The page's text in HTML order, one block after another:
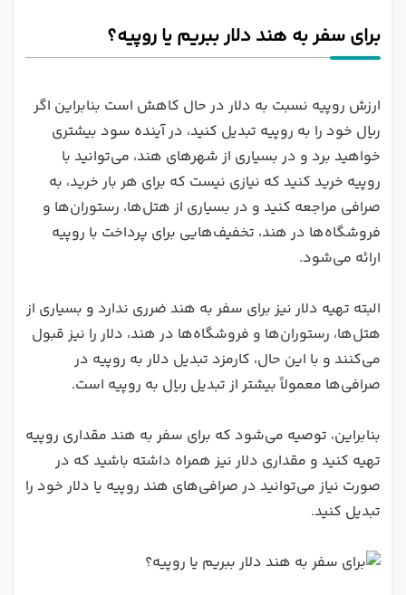
برای سفر به هند دلار ببریم یا روپیه؟
ارزش روپیه نسبت به دلار در حال کاهش است بنابراین اگر
ریال خود را به روپیه تبدیل کنید، در آینده سود بیشتری
خواهید برد و در بسیاری از شهرهای هند، می‌توانید با
روپیه خرید کنید که نیازی نیست که برای هر بار خرید، به
صرافی مراجعه کنید و در بسیاری از هتل‌ها، رستوران‌ها و
فروشگاه‌ها در هند، تخفیف‌هایی برای پرداخت با روپیه
ارائه می‌شود.
البته تهیه دلار نیز برای سفر به هند ضرری ندارد و بسیاری از
هتل‌ها، رستوران‌ها و فروشگاه‌ها در هند، دلار را نیز قبول
می‌کنند و با این حال، کارمزد تبدیل دلار به روپیه در
صرافی‌ها معمولاً بیشتر از تبدیل ریال به روپیه است.
بنابراین، توصیه می‌شود که برای سفر به هند مقداری روپیه
تهیه کنید و مقداری دلار نیز همراه داشته باشید که در
صورت نیاز می‌توانید در صرافی‌های هند روپیه یا دلار خود را
تبدیل کنید.